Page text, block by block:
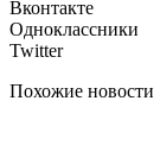
Вконтакте
Одноклассники
Twitter
Похожие новости